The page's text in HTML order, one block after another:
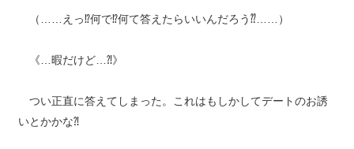
（……えっ⁉︎何で⁉︎何て答えたらいいんだろう⁇……）
《…暇だけど…⁈》
つい正直に答えてしまった。これはもしかしてデートのお誘
いとかかな⁈